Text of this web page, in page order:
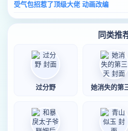
受气包招惹了顶级大佬 动画改编
同类推
过分野 她消失的第